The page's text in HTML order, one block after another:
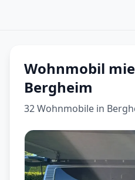
Wohnmobil
Bergheim
32 Wohnmobile in